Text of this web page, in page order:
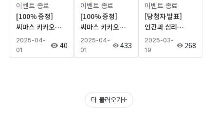
이벤트 종료
[100% 증정]
씨마스 카카오톡
채널 추가하고
선물 받자!
2025-04-
01
40
이벤트 종료
[100% 증정]
씨마스 카카오톡
채널 추가하고
선물 받자!
2025-04-
01
433
이벤트 종료
[당첨자 발표]
인간과 심리
교과서 수업 지원
연수를 위한
설문조사
2025-03-
19
268
더 불러오기